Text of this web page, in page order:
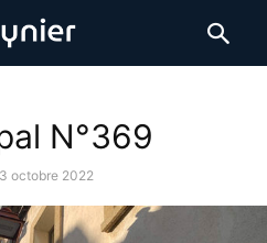
N°369
octobre 2022